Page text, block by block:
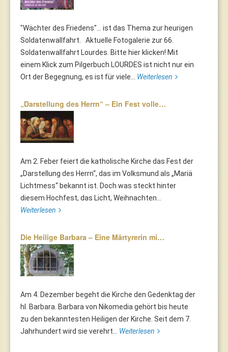
"Wächter des Friedens"... ist das Thema zur heurigen
Soldatenwallfahrt. Aktuelle Fotogalerie zur 66.
Soldatenwallfahrt Lourdes. Bitte hier klicken! Mit
einem Klick zum Pilgerbuch LOURDES ist nicht nur ein
Ort der Begegnung, es ist für viele... Weiterlesen
„Darstellung des Herrn“ – Ein Fest volle…
Am 2. Feber feiert die katholische Kirche das Fest der
„Darstellung des Herrn“, das im Volksmund als „Mariä
Lichtmess“ bekannt ist. Doch was steckt hinter
diesem Hochfest, das Licht, Weihnachten...
Weiterlesen
Die Heilige Barbara – Eine Märtyrerin mi…
Am 4. Dezember begeht die Kirche den Gedenktag der
hl. Barbara. Barbara von Nikomedia gehört bis heute
zu den bekanntesten Heiligen der Kirche. Seit dem 7.
Jahrhundert wird sie verehrt... Weiterlesen